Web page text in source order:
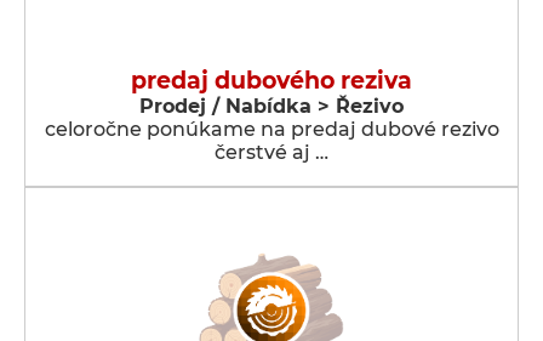
predaj dubového reziva
Prodej / Nabídka > Řezivo
celoročne ponúkame na predaj dubové rezivo
čerstvé aj …